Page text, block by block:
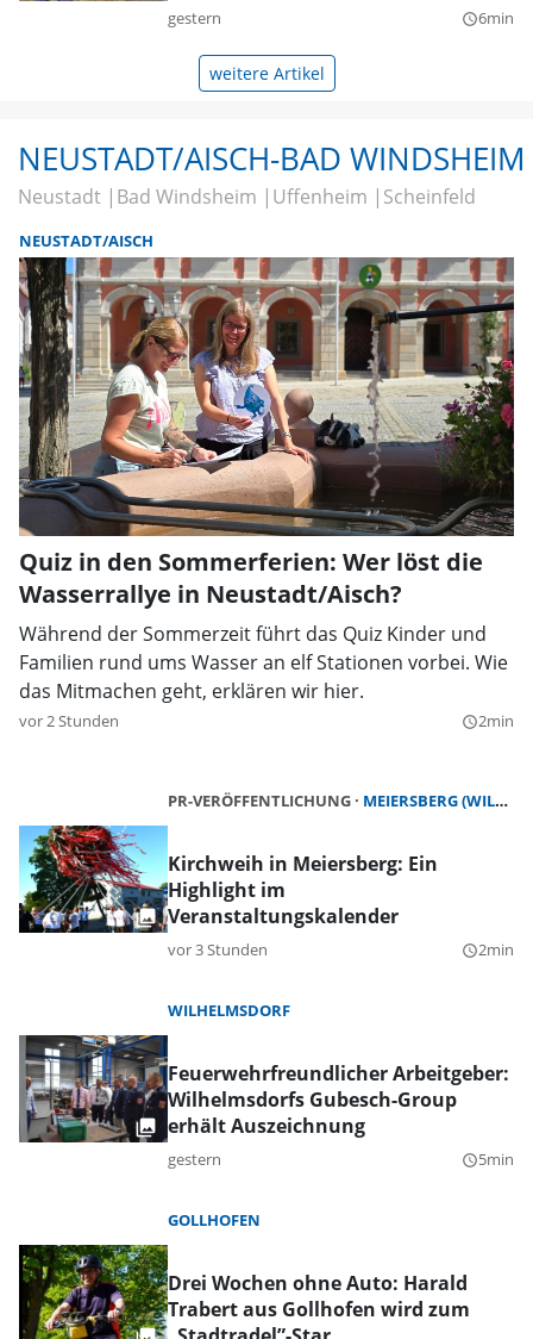
gestern query_builder6min
weitere Artikel
NEUSTADT/AISCH-BAD WINDSHEIM
Neustadt Bad Windsheim Uffenheim Scheinfeld
NEUSTADT/AISCH
Quiz in den Sommerferien: Wer löst die
Wasserrallye in Neustadt/Aisch?
Während der Sommerzeit führt das Quiz Kinder und
Familien rund ums Wasser an elf Stationen vorbei. Wie
das Mitmachen geht, erklären wir hier.
vor 2 Stunden query_builder2min
PR-VERÖFFENTLICHUNG MEIERSBERG (WILHERMSDORF)
Kirchweih in Meiersberg: Ein
Highlight im
Veranstaltungskalender
vor 3 Stunden query_builder2min
WILHELMSDORF
Feuerwehrfreundlicher Arbeitgeber:
Wilhelmsdorfs Gubesch-Group
erhält Auszeichnung
gestern query_builder5min
GOLLHOFEN
Drei Wochen ohne Auto: Harald
Trabert aus Gollhofen wird zum